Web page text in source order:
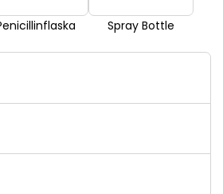
Spray Bottle